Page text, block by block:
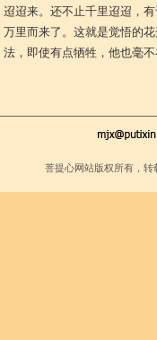
迢迢来。还不止千里迢迢，
万里而来了。这就是觉悟的
法，即使有点牺牲，他也毫
菩提心网站版权所有，